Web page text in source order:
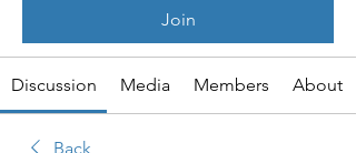
Join
Discussion Media Members About
Back